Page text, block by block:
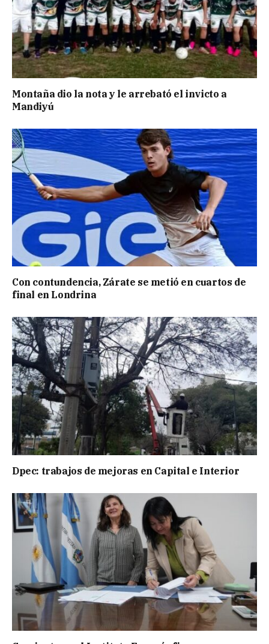
Montaña dio la nota y le arrebató el invicto a
Mandiyú
Con contundencia, Zárate se metió en cuartos de
final en Londrina
Dpec: trabajos de mejoras en Capital e Interior